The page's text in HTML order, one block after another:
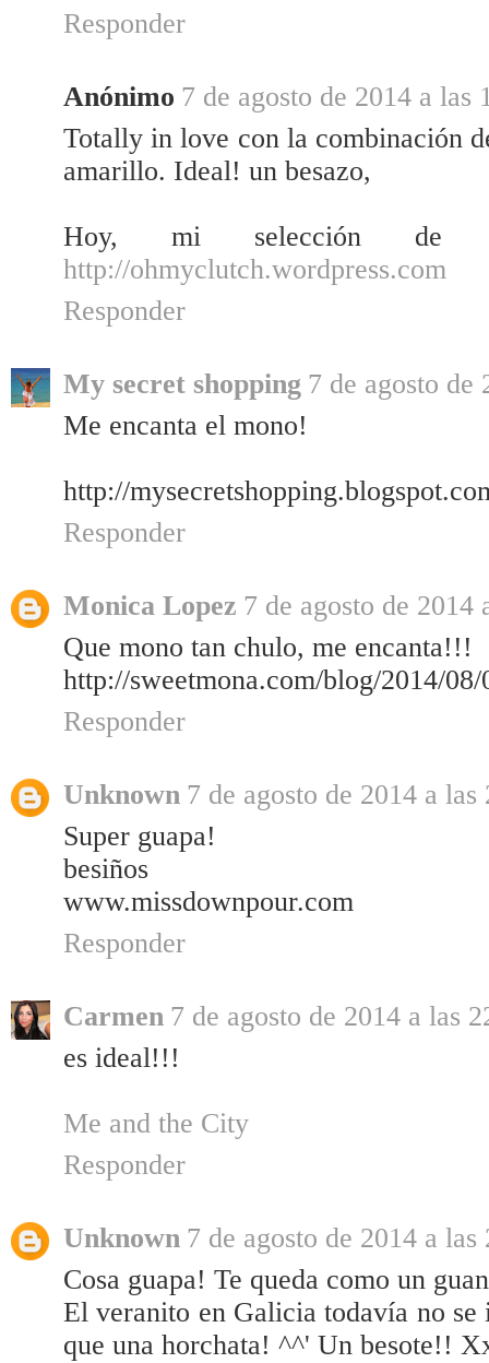
Responder
Anónimo 7 de agosto de 2014 a las
Totally in love con la combinación
amarillo. Ideal! un besazo,
Hoy, mi selección de
http://ohmyclutch.wordpress.com
Responder
My secret shopping 7 de agosto de
Me encanta el mono!
http://
Responder
Monica Lopez 7 de agosto de 2014
Que mono tan chulo, me encanta!!!
http://sweetmona.com/blog/2014/
Responder
Unknown 7 de agosto de 2014 a las
Super guapa!
besiños
www.missdownpour.com
Responder
Carmen 7 de agosto de 2014 a las
es ideal!!!
Me and the City
Responder
Unknown 7 de agosto de 2014 a las
Cosa guapa! Te queda como un
El veranito en Galicia todavía no
que una horchata! ^^' Un besote!!